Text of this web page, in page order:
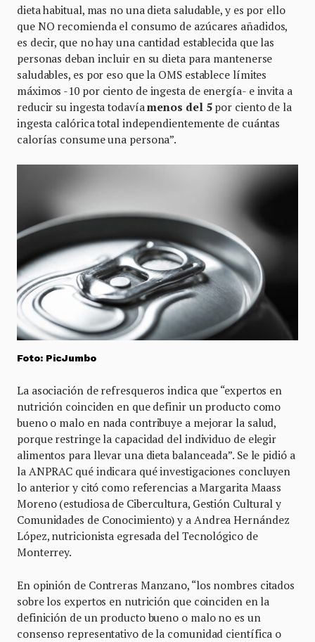
dieta habitual, mas no una dieta saludable, y es por ello
que NO recomienda el consumo de azúcares añadidos,
es decir, que no hay una cantidad establecida que las
personas deban incluir en su dieta para mantenerse
saludables, es por eso que la OMS establece límites
máximos -10 por ciento de ingesta de energía- e invita a
reducir su ingesta todavíamenos del 5por ciento de la
ingesta calórica total independientemente de cuántas
calorías consume una persona”.
Foto: PicJumbo
La asociación de refresqueros indica que “expertos en
nutrición coinciden en que definir un producto como
bueno o malo en nada contribuye a mejorar la salud,
porque restringe la capacidad del individuo de elegir
alimentos para llevar una dieta balanceada”. Se le pidió a
la ANPRAC qué indicara qué investigaciones concluyen
lo anterior y citó como referencias a Margarita Maass
Moreno (estudiosa de Cibercultura, Gestión Cultural y
Comunidades de Conocimiento) y a Andrea Hernández
López, nutricionista egresada del Tecnológico de
Monterrey.
En opinión de Contreras Manzano, “los nombres citados
sobre los expertos en nutrición que coinciden en la
definición de un producto bueno o malo no es un
consenso representativo de la comunidad científica o